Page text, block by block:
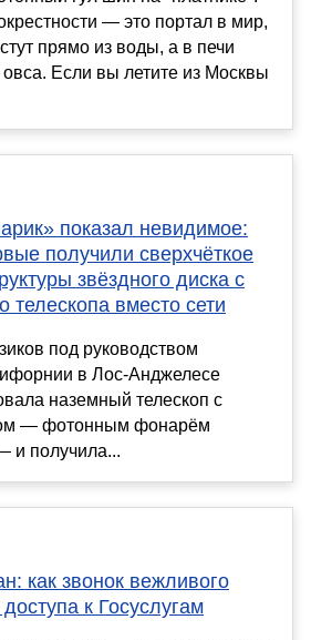
— это портал в мир,
прямо из воды, а в печи
овса. Если вы летите из Москвы
показал невидимое:
получили сверхчёткое
звёздного диска с
вместо сети
под руководством
в Лос-Анджелесе
наземный телескоп с
— фотонным фонарём
и получила...
как звонок вежливого
к Госуслугам